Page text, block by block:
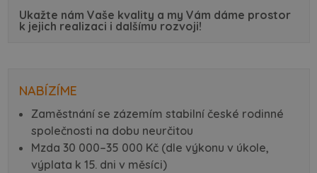
Ukažte nám Vaše kvality a my Vám dáme prostor
k jejich realizaci i dalšímu rozvoji!
NABÍZÍME
Zaměstnání se zázemím stabilní české rodinné
společnosti na dobu neurčitou
Mzda 30 000–35 000 Kč (dle výkonu v úkole,
výplata k 15. dni v měsíci)